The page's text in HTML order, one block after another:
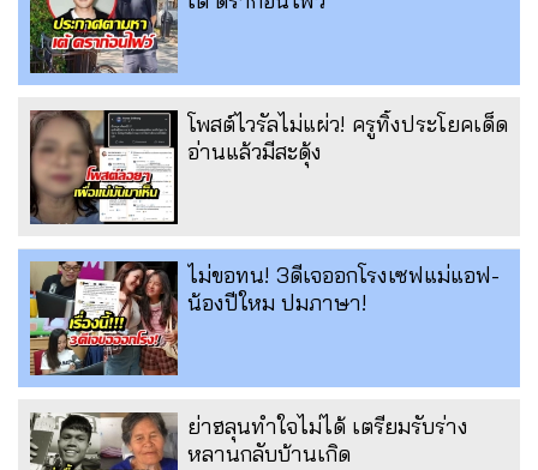
โพสต์ไวรัลไม่แผ่ว! ครูทิ้งประโยคเด็ด
อ่านแล้วมีสะดุ้ง
ไม่ขอทน! 3ดีเจออกโรงเซฟแม่แอฟ-
น้องปีใหม ปมภาษา!
ย่าฮลุนทำใจไม่ได้ เตรียมรับร่าง
หลานกลับบ้านเกิด